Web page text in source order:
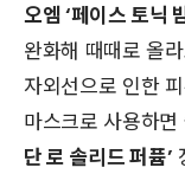
오엠 ‘페이스 토닉
완화해 때때로 올
자외선으로 인한
마스크로 사용하
단 로 솔리드 퍼퓸’